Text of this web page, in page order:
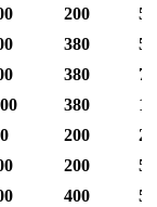
200
50
380
53
380
79
380
12
200
25
200
50
400
50